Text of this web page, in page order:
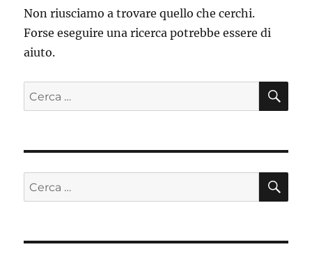
Non riusciamo a trovare quello che cerchi.
Forse eseguire una ricerca potrebbe essere di
aiuto.
Cerca:
Cerca: